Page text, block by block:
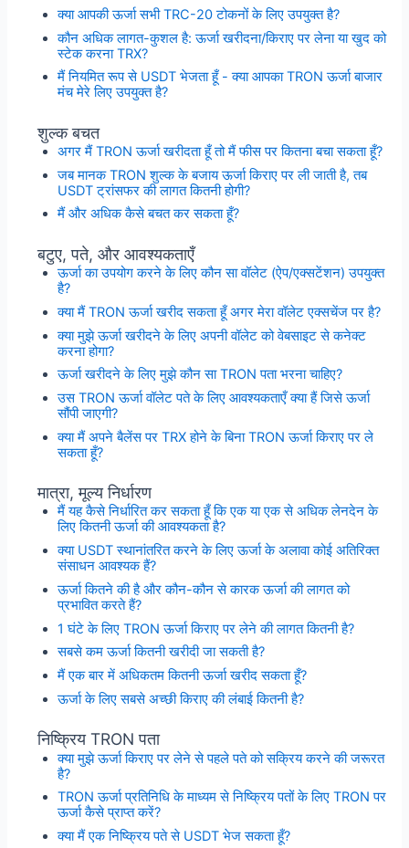
क्या आपकी ऊर्जा सभी TRC-20 टोकनों के लिए उपयुक्त है?
कौन अधिक लागत-कुशल है: ऊर्जा खरीदना/किराए पर लेना या खुद को
स्टेक करना TRX?
मैं नियमित रूप से USDT भेजता हूँ - क्या आपका TRON ऊर्जा बाजार
मंच मेरे लिए उपयुक्त है?
शुल्क बचत
अगर मैं TRON ऊर्जा खरीदता हूँ तो मैं फीस पर कितना बचा सकता हूँ?
जब मानक TRON शुल्क के बजाय ऊर्जा किराए पर ली जाती है, तब
USDT ट्रांसफर की लागत कितनी होगी?
मैं और अधिक कैसे बचत कर सकता हूँ?
बटुए, पते, और आवश्यकताएँ
ऊर्जा का उपयोग करने के लिए कौन सा वॉलेट (ऐप/एक्सटेंशन) उपयुक्त
है?
क्या मैं TRON ऊर्जा खरीद सकता हूँ अगर मेरा वॉलेट एक्सचेंज पर है?
क्या मुझे ऊर्जा खरीदने के लिए अपनी वॉलेट को वेबसाइट से कनेक्ट
करना होगा?
ऊर्जा खरीदने के लिए मुझे कौन सा TRON पता भरना चाहिए?
उस TRON ऊर्जा वॉलेट पते के लिए आवश्यकताएँ क्या हैं जिसे ऊर्जा
सौंपी जाएगी?
क्या मैं अपने बैलेंस पर TRX होने के बिना TRON ऊर्जा किराए पर ले
सकता हूँ?
मात्रा, मूल्य निर्धारण
मैं यह कैसे निर्धारित कर सकता हूँ कि एक या एक से अधिक लेनदेन के
लिए कितनी ऊर्जा की आवश्यकता है?
क्या USDT स्थानांतरित करने के लिए ऊर्जा के अलावा कोई अतिरिक्त
संसाधन आवश्यक हैं?
ऊर्जा कितने की है और कौन-कौन से कारक ऊर्जा की लागत को
प्रभावित करते हैं?
1 घंटे के लिए TRON ऊर्जा किराए पर लेने की लागत कितनी है?
सबसे कम ऊर्जा कितनी खरीदी जा सकती है?
मैं एक बार में अधिकतम कितनी ऊर्जा खरीद सकता हूँ?
ऊर्जा के लिए सबसे अच्छी किराए की लंबाई कितनी है?
निष्क्रिय TRON पता
क्या मुझे ऊर्जा किराए पर लेने से पहले पते को सक्रिय करने की जरूरत
है?
TRON ऊर्जा प्रतिनिधि के माध्यम से निष्क्रिय पतों के लिए TRON पर
ऊर्जा कैसे प्राप्त करें?
क्या मैं एक निष्क्रिय पते से USDT भेज सकता हूँ?